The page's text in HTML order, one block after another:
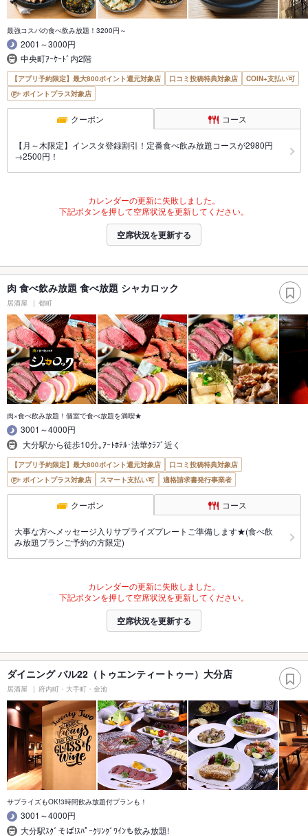
最強コスパの食べ飲み放題！3200円～
2001～3000円
中央町ｱｰｹｰﾄﾞ内2階
【アプリ予約限定】最大800ポイント還元対象店 口コミ投稿特典対象店
COIN+支払い可
ポイントプラス対象店
クーポン コース
【月～木限定】インスタ登録割引！定番食べ飲み放題コースが2980円
→2500円！
カレンダーの更新に失敗しました。
下記ボタンを押して空席状況を更新してください。
空席状況を更新する
肉 食べ飲み放題 食べ放題 シャカロック
居酒屋 都町
肉×食べ飲み放題！個室で食べ放題を満喫★
3001～4000円
大分駅から徒歩10分｡ｱｰﾄﾎﾃﾙ･法華ｸﾗﾌﾞ近く
【アプリ予約限定】最大800ポイント還元対象店
口コミ投稿特典対象店
ポイントプラス対象店
スマート支払い可 適格請求書発行事業者
クーポン コース
大事な方へメッセージ入りサプライズプレートご準備します★(食べ飲
み放題プランご予約の方限定)
カレンダーの更新に失敗しました。
下記ボタンを押して空席状況を更新してください。
空席状況を更新する
ダイニング バル22（トゥエンティートゥー）大分店
居酒屋 府内町・大手町・金池
サプライズもOK!3時間飲み放題付プランも！
3001～4000円
大分駅ｽｸﾞそば!ｽﾊﾟｰｸﾘﾝｸﾞﾜｲﾝも飲み放題!